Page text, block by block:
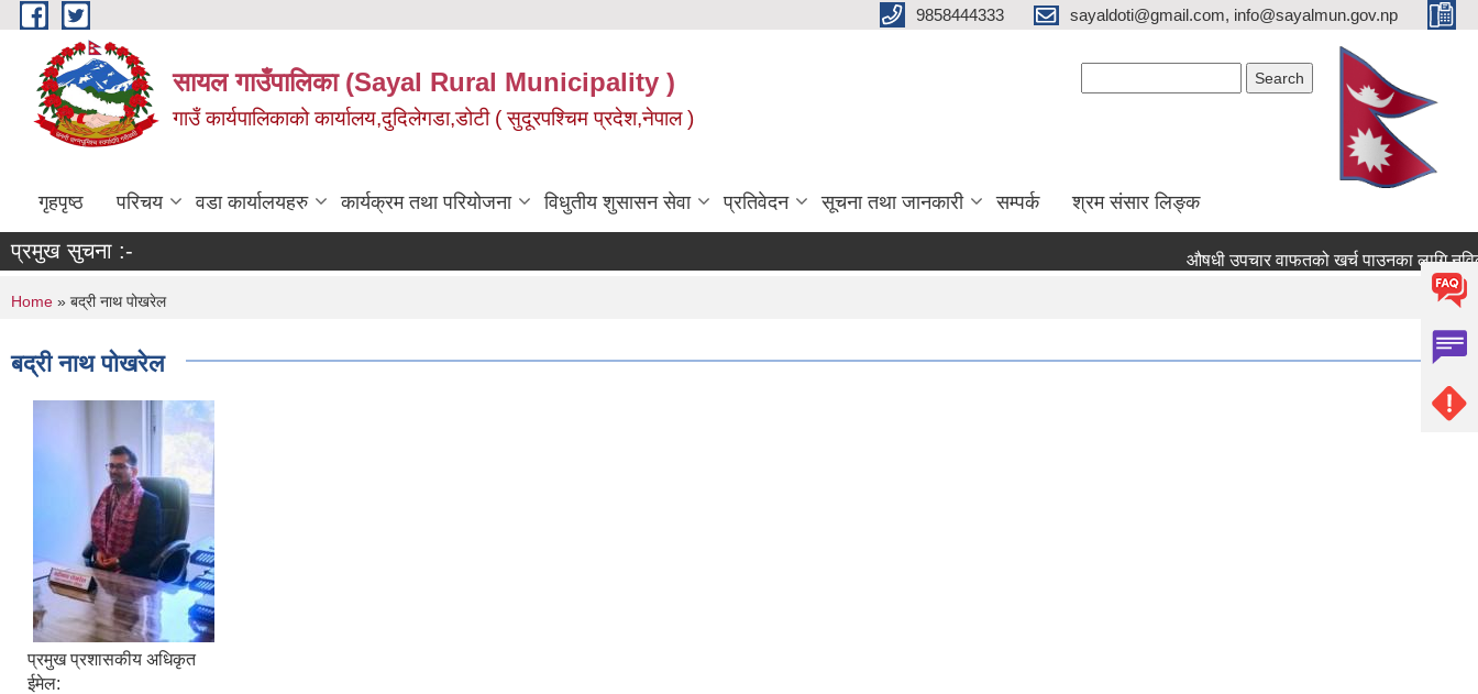
Skip to main content 9858444333 sayaldoti@gmail.com, info@sayalmun.gov.np
सायल गाउँपालिका (Sayal Rural Municipality )
गाउँ कार्यपालिकाको कार्यालय,दुदिलेगडा,डोटी ( सुदूरपश्चिम प्रदेश,नेपाल )
गृहपृष्ठ परिचय वडा कार्यालयहरु कार्यक्रम तथा परियोजना विधुतीय शुसासन सेवा प्रतिवेदन सूचना तथा जानकारी सम्पर्क श्रम संसार लिङ्क
प्रमुख सुचना :- औषधी उपचार वाफतको खर्च पाउनका लागि
You are here
Home » बद्री नाथ पोखरेल
बद्री नाथ पोखरेल
प्रमुख प्रशासकीय अधिकृत
ईमेल: